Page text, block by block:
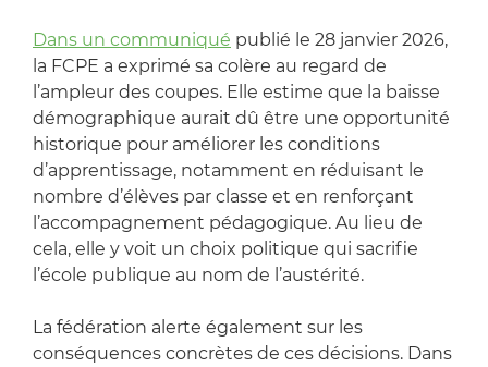
Dans un communiqué publié le 28 janvier 2026,
la FCPE a exprimé sa colère au regard de
l’ampleur des coupes. Elle estime que la baisse
démographique aurait dû être une opportunité
historique pour améliorer les conditions
d’apprentissage, notamment en réduisant le
nombre d’élèves par classe et en renforçant
l’accompagnement pédagogique. Au lieu de
cela, elle y voit un choix politique qui sacrifie
l’école publique au nom de l’austérité.
La fédération alerte également sur les
conséquences concrètes de ces décisions. Dans